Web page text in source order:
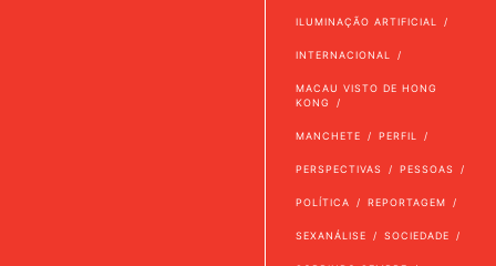
ILUMINAÇÃO ARTIFICIAL
INTERNACIONAL
MACAU VISTO DE HONG
KONG
MANCHETE PERFIL
PERSPECTIVAS PESSOAS
POLÍTICA REPORTAGEM
SEXANÁLISE SOCIEDADE